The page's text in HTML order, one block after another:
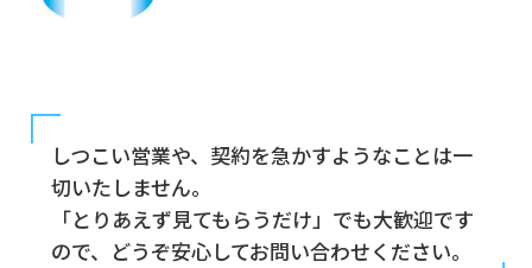
しつこい営業や、契約を急かすようなことは一
切いたしません。
「とりあえず見てもらうだけ」でも大歓迎です
ので、どうぞ安心してお問い合わせください。